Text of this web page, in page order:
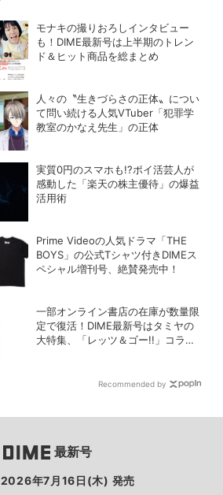
モナキの撮りおろしインタビュー
も！DIME最新号は上半期のトレン
ド＆ヒット商品を総まとめ
人々の〝生きづらさの正体〟につい
て問い続ける人気VTuber「犯罪学
教室のかなえ先生」の正体
実質0円のスマホも!?ポイ活芸人が
感動した「楽天の株主優待」の爆益
活用術
Prime Videoの人気ドラマ「THE
BOYS」の公式Tシャツ付きDIMEス
ペシャル増刊号、絶賛発売中！
一部オンライン書店の在庫が数量限
定で復活！DIME最新号はタミヤの
大特集、「レッツ＆ゴー!!」コラボ
Recommended by
最新号
2026年7月16日(木) 発売